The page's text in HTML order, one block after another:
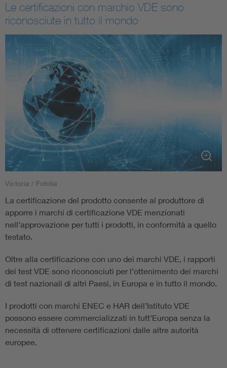
Le certificazioni con marchio VDE sono
riconosciute in tutto il mondo
Victoria / Fotolia
La certificazione del prodotto consente al produttore di
apporre i marchi di certificazione VDE menzionati
nell’approvazione per tutti i prodotti, in conformità a quello
testato.
Oltre alla certificazione con uno dei marchi VDE, i rapporti
dei test VDE sono riconosciuti per l’ottenimento dei marchi
di test nazionali di altri Paesi, in Europa e in tutto il mondo.
I prodotti con marchi ENEC e HAR dell’Istituto VDE
possono essere commercializzati in tutt’Europa senza la
necessità di ottenere certificazioni dalle altre autorità
europee.